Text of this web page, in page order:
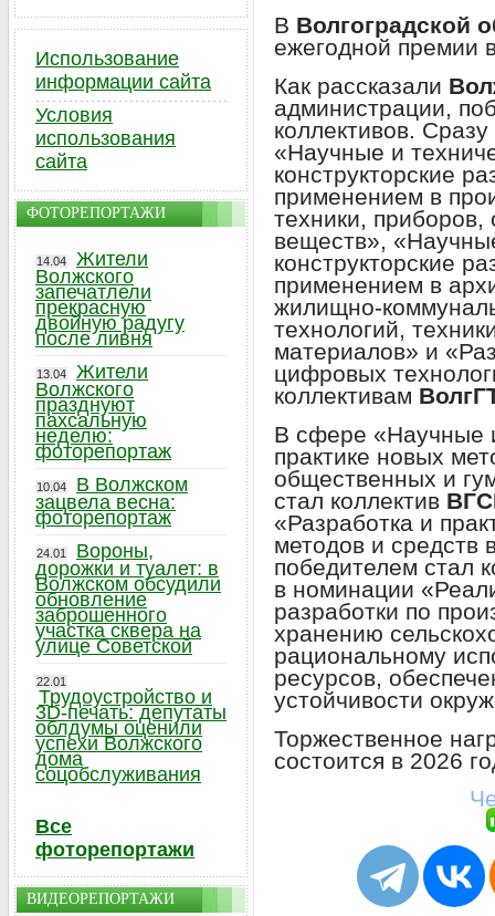
В Волгоградской
ежегодной премии
Как рассказали
администрации,
коллективов.
«Научные и
конструкторские
применением в
техники,
веществ»,
конструкторские
применением в
жилищно-
технологий,
материалов» и
цифровых
коллективам
В сфере «Научные
практике новых
общественных и
стал коллектив
«Разработка и
методов и средств
победителем стал
в номинации
разработки по
хранению
рациональному
ресурсов,
устойчивости
Торжественное
состоится в 2026
Использование
информации сайта
Условия
использования
сайта
ФОТОРЕПОРТАЖИ
14.04
Жители
Волжского
запечатлели
прекрасную
двойную радугу
после ливня
13.04
Жители
Волжского
празднуют
пахсальную
неделю:
фоторепортаж
10.04
В Волжском
зацвела весна:
фоторепортаж
24.01
Вороны,
дорожки и туалет: в
Волжском обсудили
обновление
заброшенного
участка сквера на
улице Советской
22.01
Трудоустройство и
3D-печать: депутаты
облдумы оценили
успехи Волжского
дома
соцобслуживания
Все
фоторепортажи
ВИДЕОРЕПОРТАЖИ